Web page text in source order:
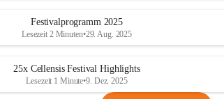
Festivalprogramm 2025
Lesezeit 2 Minuten•29. Aug. 2025
25x Cellensis Festival Highlights
Lesezeit 1 Minute•9. Dez. 2025